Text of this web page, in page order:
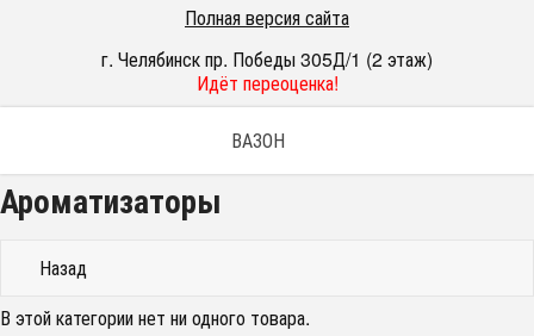
Полная версия сайта
г. Челябинск пр. Победы 305Д/1 (2 этаж)
Идёт переоценка!
ВАЗОН
Ароматизаторы
Назад
В этой категории нет ни одного товара.